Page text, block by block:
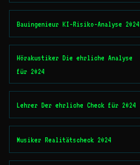
Bauingenieur KI-Risiko-Analyse 2024
Hörakustiker Die ehrliche Analyse
für 2024
Lehrer Der ehrliche Check für 2024
Musiker Realitätscheck 2024